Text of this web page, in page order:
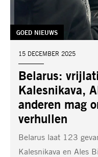
Belarus:
Kalesnikava,
anderen mag
verhullen
TAG:
GOED NIEUWS
DATUM:
15 DECEMBER 2025
Belarus laat 123
Kalesnikava en Ales